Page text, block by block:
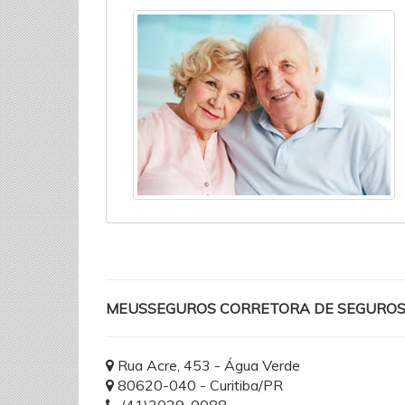
MEUSSEGUROS CORRETORA DE
Rua Acre, 453 - Água Verde
80620-040 - Curitiba/PR